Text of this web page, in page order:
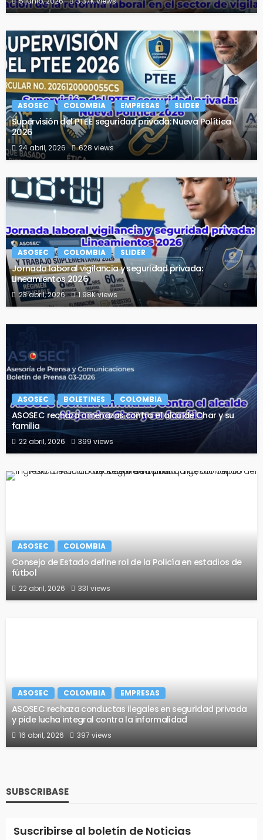
ASOSEC COLOMBIA EMPRESAS SLIDER
Supervisión del PTEE seguridad privada: Nueva Política
2026
24 abril, 2026 628 views
ASOSEC COLOMBIA SLIDER
Jornada laboral vigilancia y seguridad privada:
Lineamientos 2026
23 abril, 2026 1.98K views
ASOSEC BOLETINES COLOMBIA
ASOSEC rechaza amenazas contra el alcalde Char y su
familia
22 abril, 2026 399 views
ASOSEC COLOMBIA
Consejo de Estado define rol de la Policía en estadios de
fútbol
22 abril, 2026 331 views
ASOSEC COLOMBIA EMPRESAS
ASOSEC rechaza conductas ilegales en seguridad privada
y pide lucha integral contra la informalidad
16 abril, 2026 397 views
SUBSCRIBASE
Suscribirse al boletín de Noticias